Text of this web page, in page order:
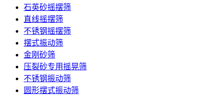
石英砂摇摆筛
直线摇摆筛
不锈钢摇摆筛
摆式振动筛
金刚砂筛
压裂砂专用摇晃筛
不锈钢振动筛
圆形摆式振动筛